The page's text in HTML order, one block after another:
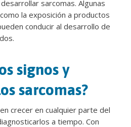
sarcomas. Algunas
la exposición a productos
conducir al desarrollo de
signos y
sarcomas?
crecer en cualquier parte del
a tiempo. Con